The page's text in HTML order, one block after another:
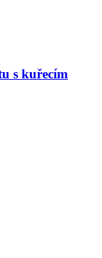
s kuřecím